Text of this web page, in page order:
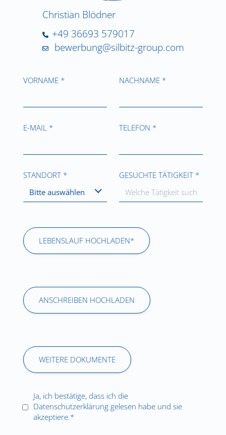
Christian Blödner
+49 36693 579017
bewerbung@silbitz-group.com
VORNAME * NACHNAME *
E-MAIL * TELEFON *
STANDORT *
Bitte auswählen
GESUCHTE TÄTIGKEIT *
LEBENSLAUF HOCHLADEN*
ANSCHREIBEN HOCHLADEN
WEITERE DOKUMENTE
Ja, ich bestätige, dass ich die
Datenschutzerklärunggelesen habe und sie
akzeptiere.*